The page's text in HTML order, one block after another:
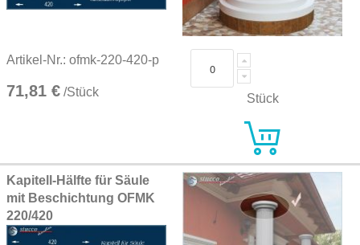
Artikel-Nr.: ofmk-220-420-p
71,81 € /Stück Stück
Kapitell-Hälfte für Säule
mit Beschichtung OFMK
220/420